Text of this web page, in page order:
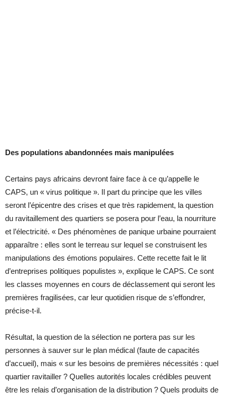
Des populations abandonnées mais manipulées
Certains pays africains devront faire face à ce qu’appelle le
CAPS, un « virus politique ». Il part du principe que les villes
seront l’épicentre des crises et que très rapidement, la question
du ravitaillement des quartiers se posera pour l’eau, la nourriture
et l’électricité. « Des phénomènes de panique urbaine pourraient
apparaître : elles sont le terreau sur lequel se construisent les
manipulations des émotions populaires. Cette recette fait le lit
d’entreprises politiques populistes », explique le CAPS. Ce sont
les classes moyennes en cours de déclassement qui seront les
premières fragilisées, car leur quotidien risque de s’effondrer,
précise-t-il.
Résultat, la question de la sélection ne portera pas sur les
personnes à sauver sur le plan médical (faute de capacités
d’accueil), mais « sur les besoins de premières nécessités : quel
quartier ravitailler ? Quelles autorités locales crédibles peuvent
être les relais d’organisation de la distribution ? Quels produits de